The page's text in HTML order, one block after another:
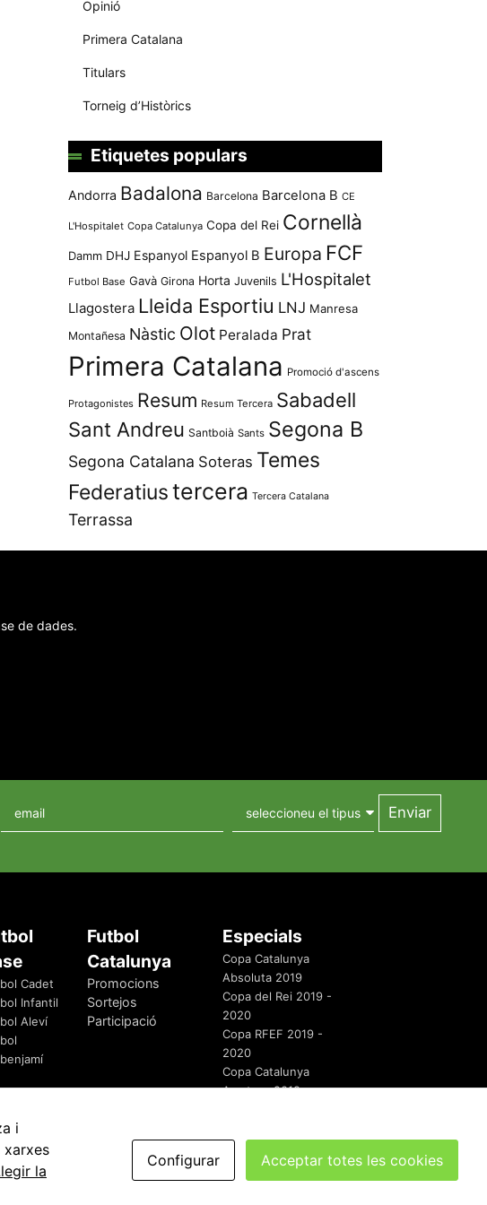
Opinió
Primera Catalana
Titulars
Torneig d’Històrics
Etiquetes populars
Andorra Badalona Barcelona Barcelona B CE
L'Hospitalet Copa Catalunya Copa del Rei Cornellà
Damm DHJ Espanyol Espanyol B Europa FCF
Futbol Base Gavà Girona Horta Juvenils L'Hospitalet
Llagostera Lleida Esportiu LNJ Manresa
Montañesa Nàstic Olot Peralada Prat
Primera Catalana Promoció d'ascens
Protagonistes Resum Resum Tercera Sabadell
Sant Andreu Santboià Sants Segona B
Segona Catalana Soteras Temes
Federatiustercera Tercera Catalana
Terrassa
de dades.
Cadet
Infantil
Aleví
Futbol
Catalunya
Promocions
Sortejos
Participació
Especials
Copa Catalunya
Absoluta 2019
Copa del Rei 2019 -
2020
Copa RFEF 2019 -
2020
Copa Catalunya
Amateur 2019
Cookies redaccio@futbolcatalunya.com
i
xarxes
la
Configurar Acceptar totes les cookies